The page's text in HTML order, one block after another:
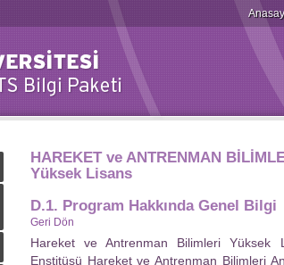
HAREKET ve ANTRENMAN
Yüksek Lisans
D.1. Program Hakkında Genel Bilgi
Geri Dön
Hareket ve Antrenman Bilimleri Yüksek
Enstitüsü Hareket ve Antrenman Bilimleri